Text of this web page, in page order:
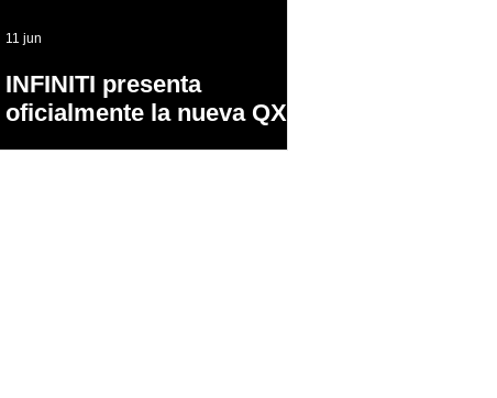
INFINITI presenta
oficialmente la nueva QX65
11 jun